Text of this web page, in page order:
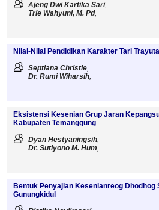
Ajeng Dwi Kartika Sari,
Trie Wahyuni, M. Pd,
Nilai-Nilai Pendidikan Karakter Tari
Septiana Christie,
Dr. Rumi Wiharsih,
Eksistensi Kesenian Grup Jaran
Kabupaten Temanggung
Dyan Hestyaningsih,
Dr. Sutiyono M. Hum,
Bentuk Penyajian Kesenianreog
Gunungkidul